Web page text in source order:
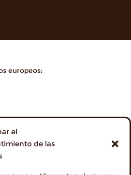
el
de las
europeos: